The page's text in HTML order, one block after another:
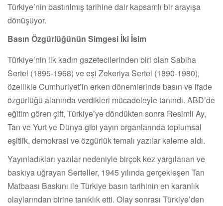
Türkiye’nin bastırılmış tarihine dair kapsamlı bir arayışa
dönüşüyor.
Basın Özgürlüğünün Simgesi İki İsim
Türkiye’nin ilk kadın gazetecilerinden biri olan Sabiha
Sertel (1895-1968) ve eşi Zekeriya Sertel (1890-1980),
özellikle Cumhuriyet’in erken dönemlerinde basın ve ifade
özgürlüğü alanında verdikleri mücadeleyle tanındı. ABD’de
eğitim gören çift, Türkiye’ye döndükten sonra Resimli Ay,
Tan ve Yurt ve Dünya gibi yayın organlarında toplumsal
eşitlik, demokrasi ve özgürlük temalı yazılar kaleme aldı.
Yayınladıkları yazılar nedeniyle birçok kez yargılanan ve
baskıya uğrayan Serteller, 1945 yılında gerçekleşen Tan
Matbaası Baskını ile Türkiye basın tarihinin en karanlık
olaylarından birine tanıklık etti. Olay sonrası Türkiye’den